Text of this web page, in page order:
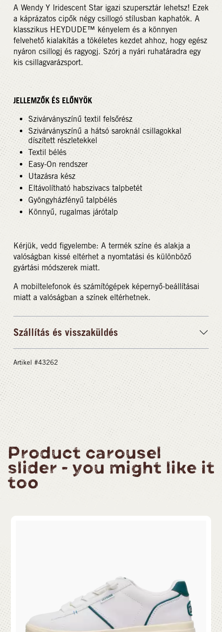
A Wendy Y Iridescent Star igazi szupersztár lehetsz! Ezek
a káprázatos cipők négy csillogó stílusban kaphatók. A
klasszikus HEYDUDE™ kényelem és a könnyen
felvehető kialakítás a tökéletes kezdet ahhoz, hogy egész
nyáron csillogj és ragyogj. Szórj a nyári ruhatáradra egy
kis csillagvarázsport.
JELLEMZŐK ÉS ELŐNYÖK
Szivárványszínű textil felsőrész
Szivárványszínű a hátsó saroknál csillagokkal
díszített részletekkel
Textil bélés
Easy-On rendszer
Utazásra kész
Eltávolítható habszivacs talpbetét
Gyöngyházfényű talpbélés
Könnyű, rugalmas járótalp
Kérjük, vedd figyelembe: A termék színe és alakja a
valóságban kissé eltérhet a nyomtatási és különböző
gyártási módszerek miatt.
A mobiltelefonok és számítógépek képernyő-beállításai
miatt a valóságban a színek eltérhetnek.
Szállítás és visszaküldés
Artikel #43262
Product carousel
slider - you might like it
too